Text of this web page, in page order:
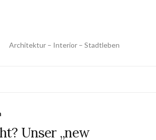
Architektur – Interior – Stadtleben
Unser „new